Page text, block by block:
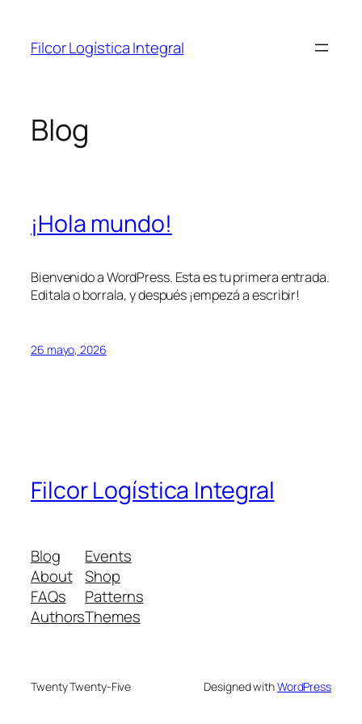
contenido
Filcor Logística Integral
Blog
¡Hola mundo!
Bienvenido a WordPress. Esta es tu primera entrada.
Editala o borrala, y después ¡empezá a escribir!
26 mayo, 2026
Filcor Logística Integral
Blog
About
FAQs
Authors
Events
Shop
Patterns
Themes
Twenty Twenty-Five Designed withWordPress